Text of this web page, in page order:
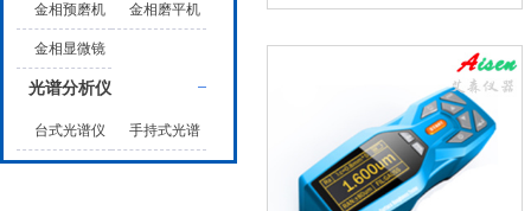
金相预磨机 金相磨平机
金相显微镜
光谱分析仪
台式光谱仪 手持式光谱
分析仪